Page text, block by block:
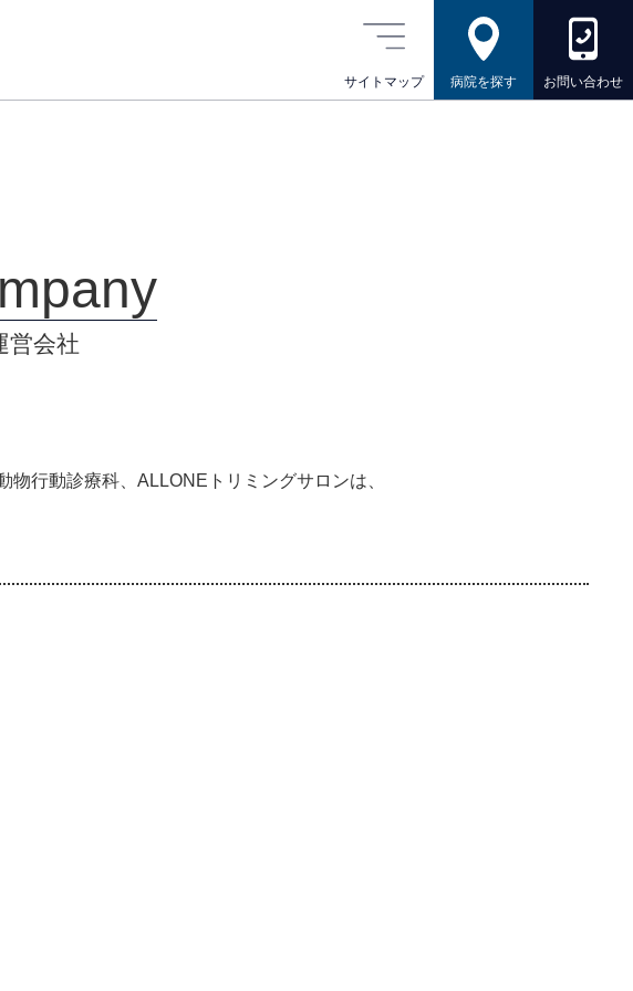
サイトマップ 病院を探す お問い合わせ
営会社
行動診療科、ALLONEトリミングサロンは、